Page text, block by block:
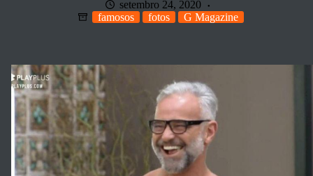
setembro 24, 2020
famosos
fotos G Magazine